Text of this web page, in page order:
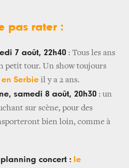
pas rater :
7 août, 22h40 : Tous les ans
petit tour. Un show toujours
en Serbie il y a 2 ans.
samedi 8 août, 20h30 : un
sur scène, pour des
bien loin, comme à
concert : le